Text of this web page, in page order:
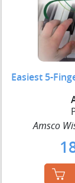
Easiest 5-
Amsco